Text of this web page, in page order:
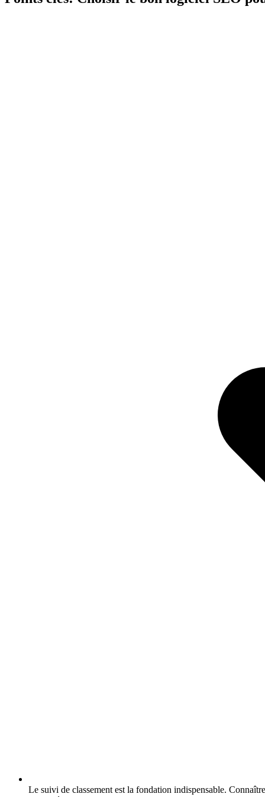
Le suivi de classement est la fondation indispensable.